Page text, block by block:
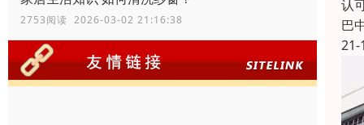
2753阅读 2026-03-02 21:16:38
认
巴
21-